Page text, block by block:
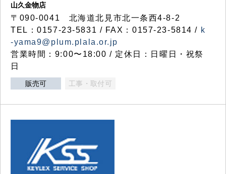
山久金物店
〒090-0041 北海道北見市北一条西4-8-2
TEL：0157-23-5831 / FAX：0157-23-5814 / k
-yama9@plum.plala.or.jp
営業時間：9:00〜18:00 / 定休日：日曜日・祝祭
日
販売可 工事・取付可